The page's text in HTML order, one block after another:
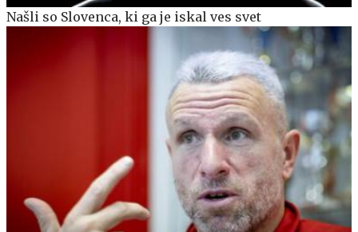
Našli so Slovenca, ki ga je iskal ves svet